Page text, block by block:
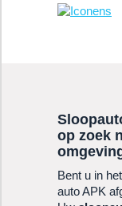
op zoek
Bent u in
auto APK